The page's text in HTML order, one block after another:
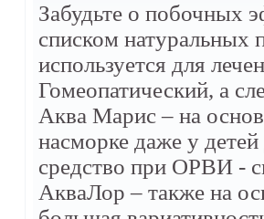
Забудьте о побочных
списком натуральных
используется для
Гомеопатический, а
Аква Марис – на
насморке даже у
средство при ОРВИ -
АкваЛор – также на